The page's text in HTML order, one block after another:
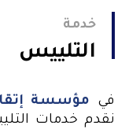
خدمة
التلييس
في مؤسسة
نقدم خدمات